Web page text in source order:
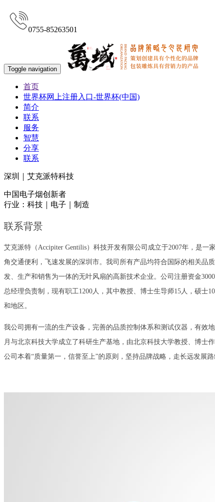
0755-85263501
Toggle navigation
首页
世界杯网上注册入口-世界杯(中国)
简介
联系
服务
智慧
分享
联系
深圳｜艾克派特科技
中国电子烟创新者
行业：科技｜电子｜制造
联系背景
艾克派特（Accipiter Gentilis）科技开发有限公司成立于2007年，是
角交通便利，飞速发展的深圳市。我司所有产品均符合国际的相关品
发、生产和销售为一体的无叶风扇的高新技术企业。公司注册资金
总经理负责制，现有职工1200人，其中教授、博士生导师15人，硕士
和地区。
我公司拥有一流的生产设备，完善的品质控制体系和测试仪器，有效
月与北京科技大学成立了科研生产基地，由北京科技大学教授、博士作
公司本着“质量第一，信誉至上”的原则，坚持品牌战略，走长远发展